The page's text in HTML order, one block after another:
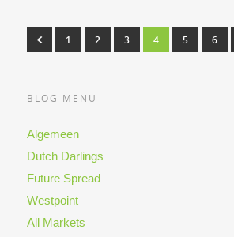
1 2 3 4 5 6
BLOG MENU
Algemeen
Dutch Darlings
Future Spread
Westpoint
All Markets